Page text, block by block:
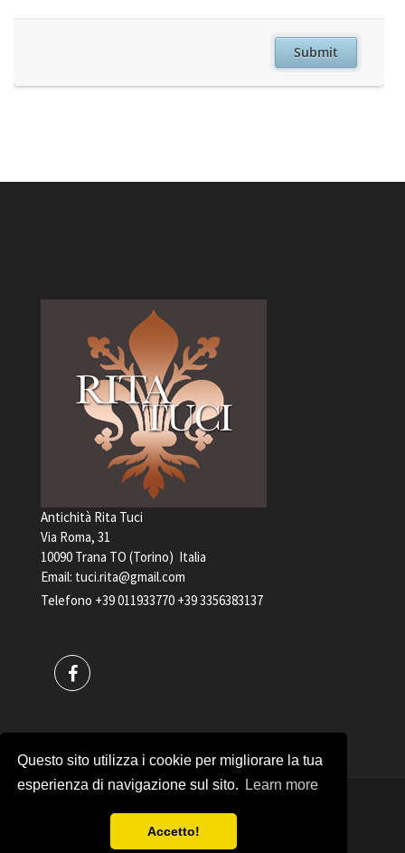
Questo sito utilizza i cookie per migliorare la tua
esperienza di navigazione sul sito.
Learn more
Accetto!
Antichità Rita Tuci
Via Roma, 31
10090 Trana TO (Torino) Italia
Email: tuci.rita@gmail.com
Telefono +39 011933770 +39 3356383137
Antichità Rita Tuci PARTITA IVA 04898240017
Copyrights © 2017